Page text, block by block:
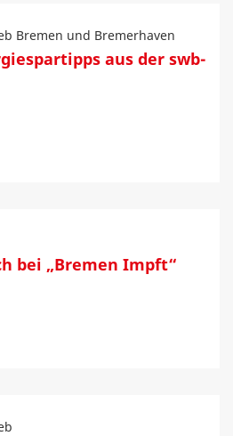
Bremen und Bremerhaven
aus der swb-
bei „Bremen Impft“